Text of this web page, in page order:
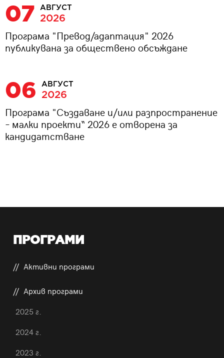
07 АВГУСТ
2026
Програма "Превод/адаптация" 2026
публикувана за обществено обсъждане
06 АВГУСТ
2026
Програма "Създаване и/или разпространение
– малки проекти“ 2026 е отворена за
кандидатстване
ПРОГРАМИ
Активни програми
Архив програми
2025 г.
2024 г.
2023 г.